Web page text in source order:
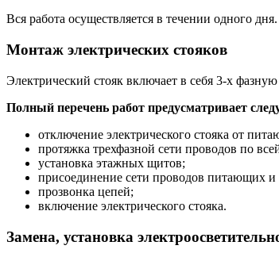
Вся работа осуществляется в течении одного дня.
Монтаж электрических стояков
Электрический стояк включает в себя 3-х
Полный перечень работ предусматривает
отключение электрического стояка от
протяжка трехфазной сети проводов по
установка этажных щитов;
присоединение сети проводов питающих
прозвонка цепей;
включение электрического стояка.
Замена, установка